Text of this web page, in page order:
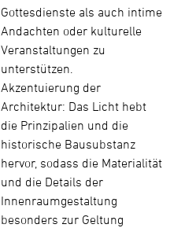
Gottesdienste als auch intime
Andachten oder kulturelle
Veranstaltungen zu
unterstützen.
Akzentuierung der
Architektur: Das Licht hebt
die Prinzipalien und die
historische Bausubstanz
hervor, sodass die Materialität
und die Details der
Innenraumgestaltung
besonders zur Geltung